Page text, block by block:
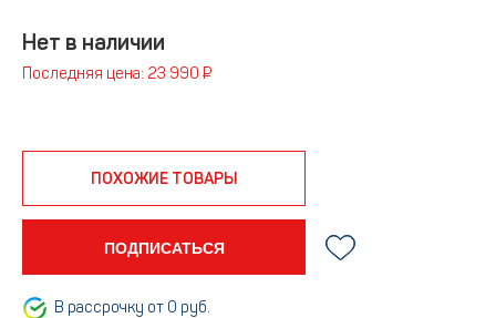
Нет в наличии
Последняя цена: 23 990 ₽
ПОХОЖИЕ ТОВАРЫ
ПОДПИСАТЬСЯ
В рассрочку от 0 руб.